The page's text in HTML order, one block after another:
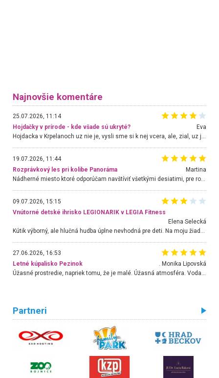
Najnovšie komentáre
25.07.2026, 11:14
Hojdačky v prírode - kde všade sú ukryté?
Eva
Hojdacka v Krpelanoch uz nie je, vysli sme si k nej vcera, ale, zial, uz je znicena. Ak sem planujete cestu len kvoli hojdacke, mozete si ju usetrit. Krasny vyhlad je tu vsak aj bez hojdacky :-)
19.07.2026, 11:44
Rozprávkový les pri kolibe Panoráma
Martina
Nádherné miesto ktoré odporúčam navštíviť všetkými desiatimi, pre rodiny s deťmi, dôchodcom... Proste a jednoducho ozaj rozprávkový les.. určite ešte prídeme. Odniesli sme si na pamiatku krásne tričká,
09.07.2026, 15:15
Vnútorné detské ihrisko LEGIONARIK v LEGIA Fitness
Elena Selecká
27.06.2026, 16:53
Letné kúpalisko Pezinok
. Monika Lipovská
Úžasné prostredie, napriek tomu, že je malé. Úžasná atmosféra. Voda fantastická a nádherná. Ľudí je pomerne veľa, ale su mili a ohľaduplní. Je veľmi zaujímavé sledovať, ako dokážu spolu športovať cudzí ľudia a bez ohľadu na vek. Vládne tu pohoda. Vnuka neviem dostať z vody. Ďakujem za krásny deň . Urcite sa sem vrátim. Jediný problém je s parkovaním, ale aj ten sa mi podarilo vyriešiť. Monika Bratislava
Partneri